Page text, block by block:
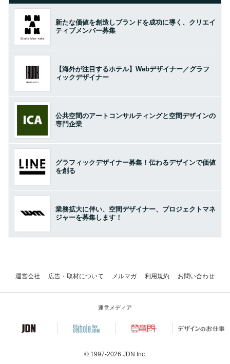
新たな価値を創造しブランドを成功に導く、クリエイ
ティブメンバー募集
【海外が注目するホテル】Webデザイナー／グラフ
ィックデザイナー
公共空間のアートコンサルティングと空間デザインの
専門企業
グラフィックデザイナー募集！伝わるデザインで価値
を創る
業務拡大に伴い、空間デザイナー、プロジェクトマネ
ジャーを募集します！
運営会社 広告・取材について メルマガ 利用規約 お問い合わせ
運営メディア
© 1997-2026 JDN Inc.